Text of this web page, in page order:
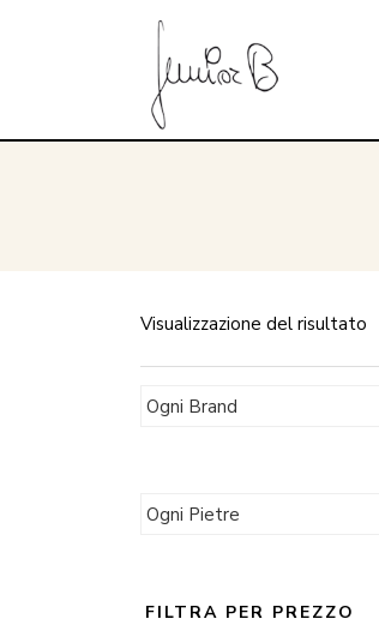
Visualizzazione del risultato
FILTRA PER PREZZO